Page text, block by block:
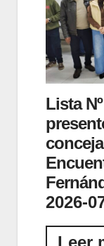
Lista
2026-
Leer